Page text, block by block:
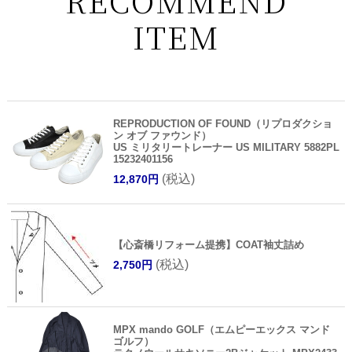
ITEM
REPRODUCTION OF FOUND（リプロダクショ
ン オブ ファウンド）
US ミリタリートレーナー US MILITARY 5882PL
15232401156
12,870円 (税込)
【心斎橋リフォーム提携】COAT袖丈詰め
2,750円 (税込)
MPX mando GOLF（エムピーエックス マンド
ゴルフ）